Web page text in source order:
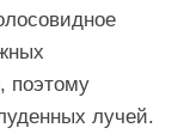
поэтому
лучей.